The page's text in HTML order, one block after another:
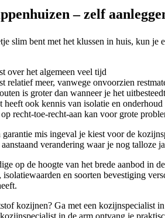
– zelf
slim bent met het klussen in huis, kun
over het algemeen veel tijd
relatief meer, vanwege onvoorzien
is groter dan wanneer je het uitbesteedt
heeft ook kennis van isolatie en onderhoud
recht-toe-recht-aan kan voor grote
garantie mis ingeval je kiest voor de
verandering waar je nog talloze
op de hoogte van het brede aanbod in
en soorten bevestiging
kozijnen? Ga met een kozijnspecialist
in de arm ontvang je